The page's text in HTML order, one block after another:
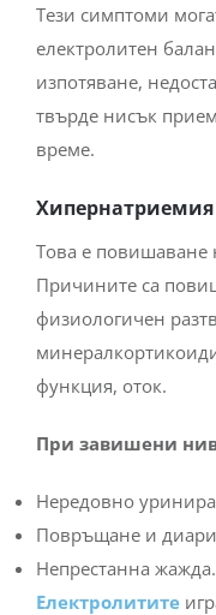
Тези симптоми
електролитен
изпотяване,
твърде нисък
време.
Хипернатриемия
Това е повишаване
Причините са
физиологичен
функция, оток.
При завишени
Нередовно
Повръщане и
Непрестанна жажда.
Eлектролитите